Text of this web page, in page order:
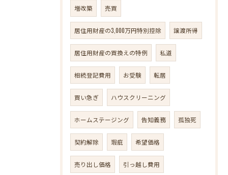
増改築 売買
居住用財産の3,000万円特別控除 譲渡所得
居住用財産の買換えの特例 私道
相続登記費用 お受験 転居
買い急ぎ ハウスクリーニング
ホームステージング 告知義務 孤独死
契約解除 瑕疵 希望価格
売り出し価格 引っ越し費用